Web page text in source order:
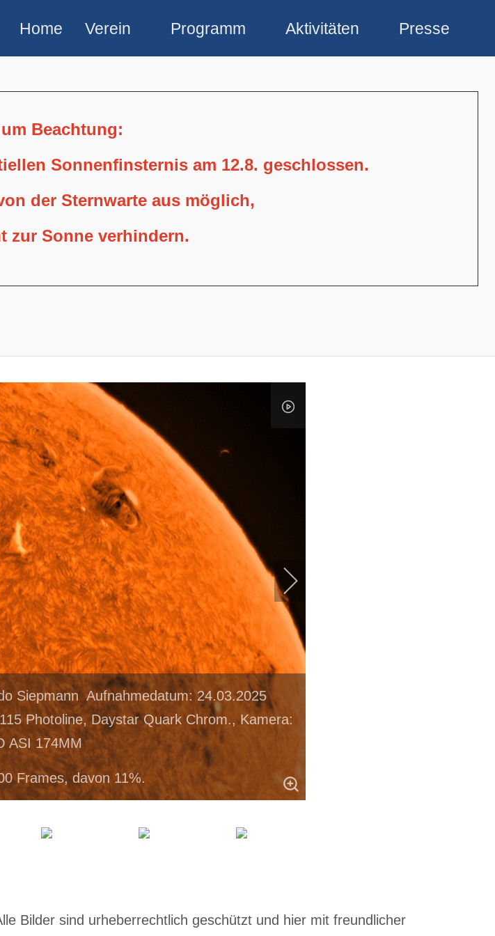
Home Verein Programm Aktivitäten Presse
Beachtung:
Sonnenfinsternis am 12.8. geschlossen.
der Sternwarte aus möglich,
zur Sonne verhindern.
Siepmann Aufnahmedatum: 24.03.2025
Photoline, Daystar Quark Chrom., Kamera:
ASI 174MM
Frames, davon 11%.
Bilder sind urheberrechtlich geschützt und hier mit freundlicher